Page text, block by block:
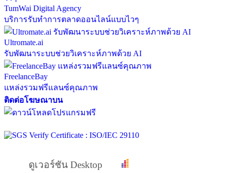
TumWai Digital Agency
บริการรับทำการตลาดออนไลน์แบบไวๆ
Ultromate.ai
รับพัฒนาระบบช่วยวิเคราะห์ภาพด้วย AI
FreelanceBay
แหล่งรวมฟรีแลนซ์คุณภาพ
ติดต่อโฆษณาบน
ดูเวอร์ชัน Desktop